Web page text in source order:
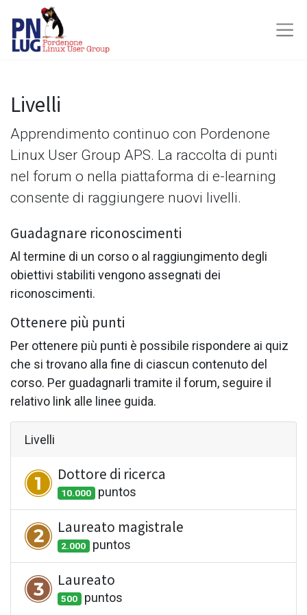
Livelli
Apprendimento continuo con Pordenone
Linux User Group APS. La raccolta di punti
nel forum o nella piattaforma di e-learning
consente di raggiungere nuovi livelli.
Guadagnare riconoscimenti
Al termine di un corso o al raggiungimento degli
obiettivi stabiliti vengono assegnati dei
riconoscimenti.
Ottenere più punti
Per ottenere più punti è possibile rispondere ai quiz
che si trovano alla fine di ciascun contenuto del
corso. Per guadagnarli tramite il forum, seguire il
relativo link alle linee guida.
Livelli
Dottore di ricerca
10.000 puntos
Laureato magistrale
2.000 puntos
Laureato
500 puntos